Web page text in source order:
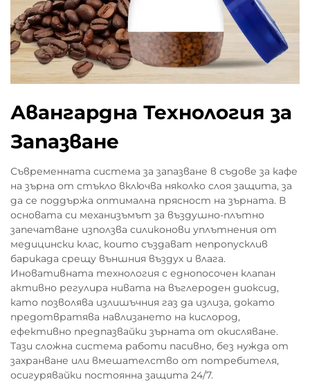
Авангардна Технология за
Запазване
Съвременната система за запазване в съдове за кафе
на зърна от стъкло включва няколко слоя защита, за
да се поддържа оптимална прясност на зърната. В
основата си механизъмът за въздушно-плътно
запечатване използва силиконови уплътнения от
медицински клас, които създават непропусклив
барикада срещу външния въздух и влага.
Иновативната технология с еднопосочен клапан
активно регулира нивата на въглероден диоксид,
като позволява излишъчния газ да излиза, докато
предотвратява навлизането на кислород,
ефективно предпазвайки зърната от окисляване.
Тази сложна система работи пасивно, без нужда от
захранване или вмешателство от потребителя,
осигурявайки постоянна защита 24/7.